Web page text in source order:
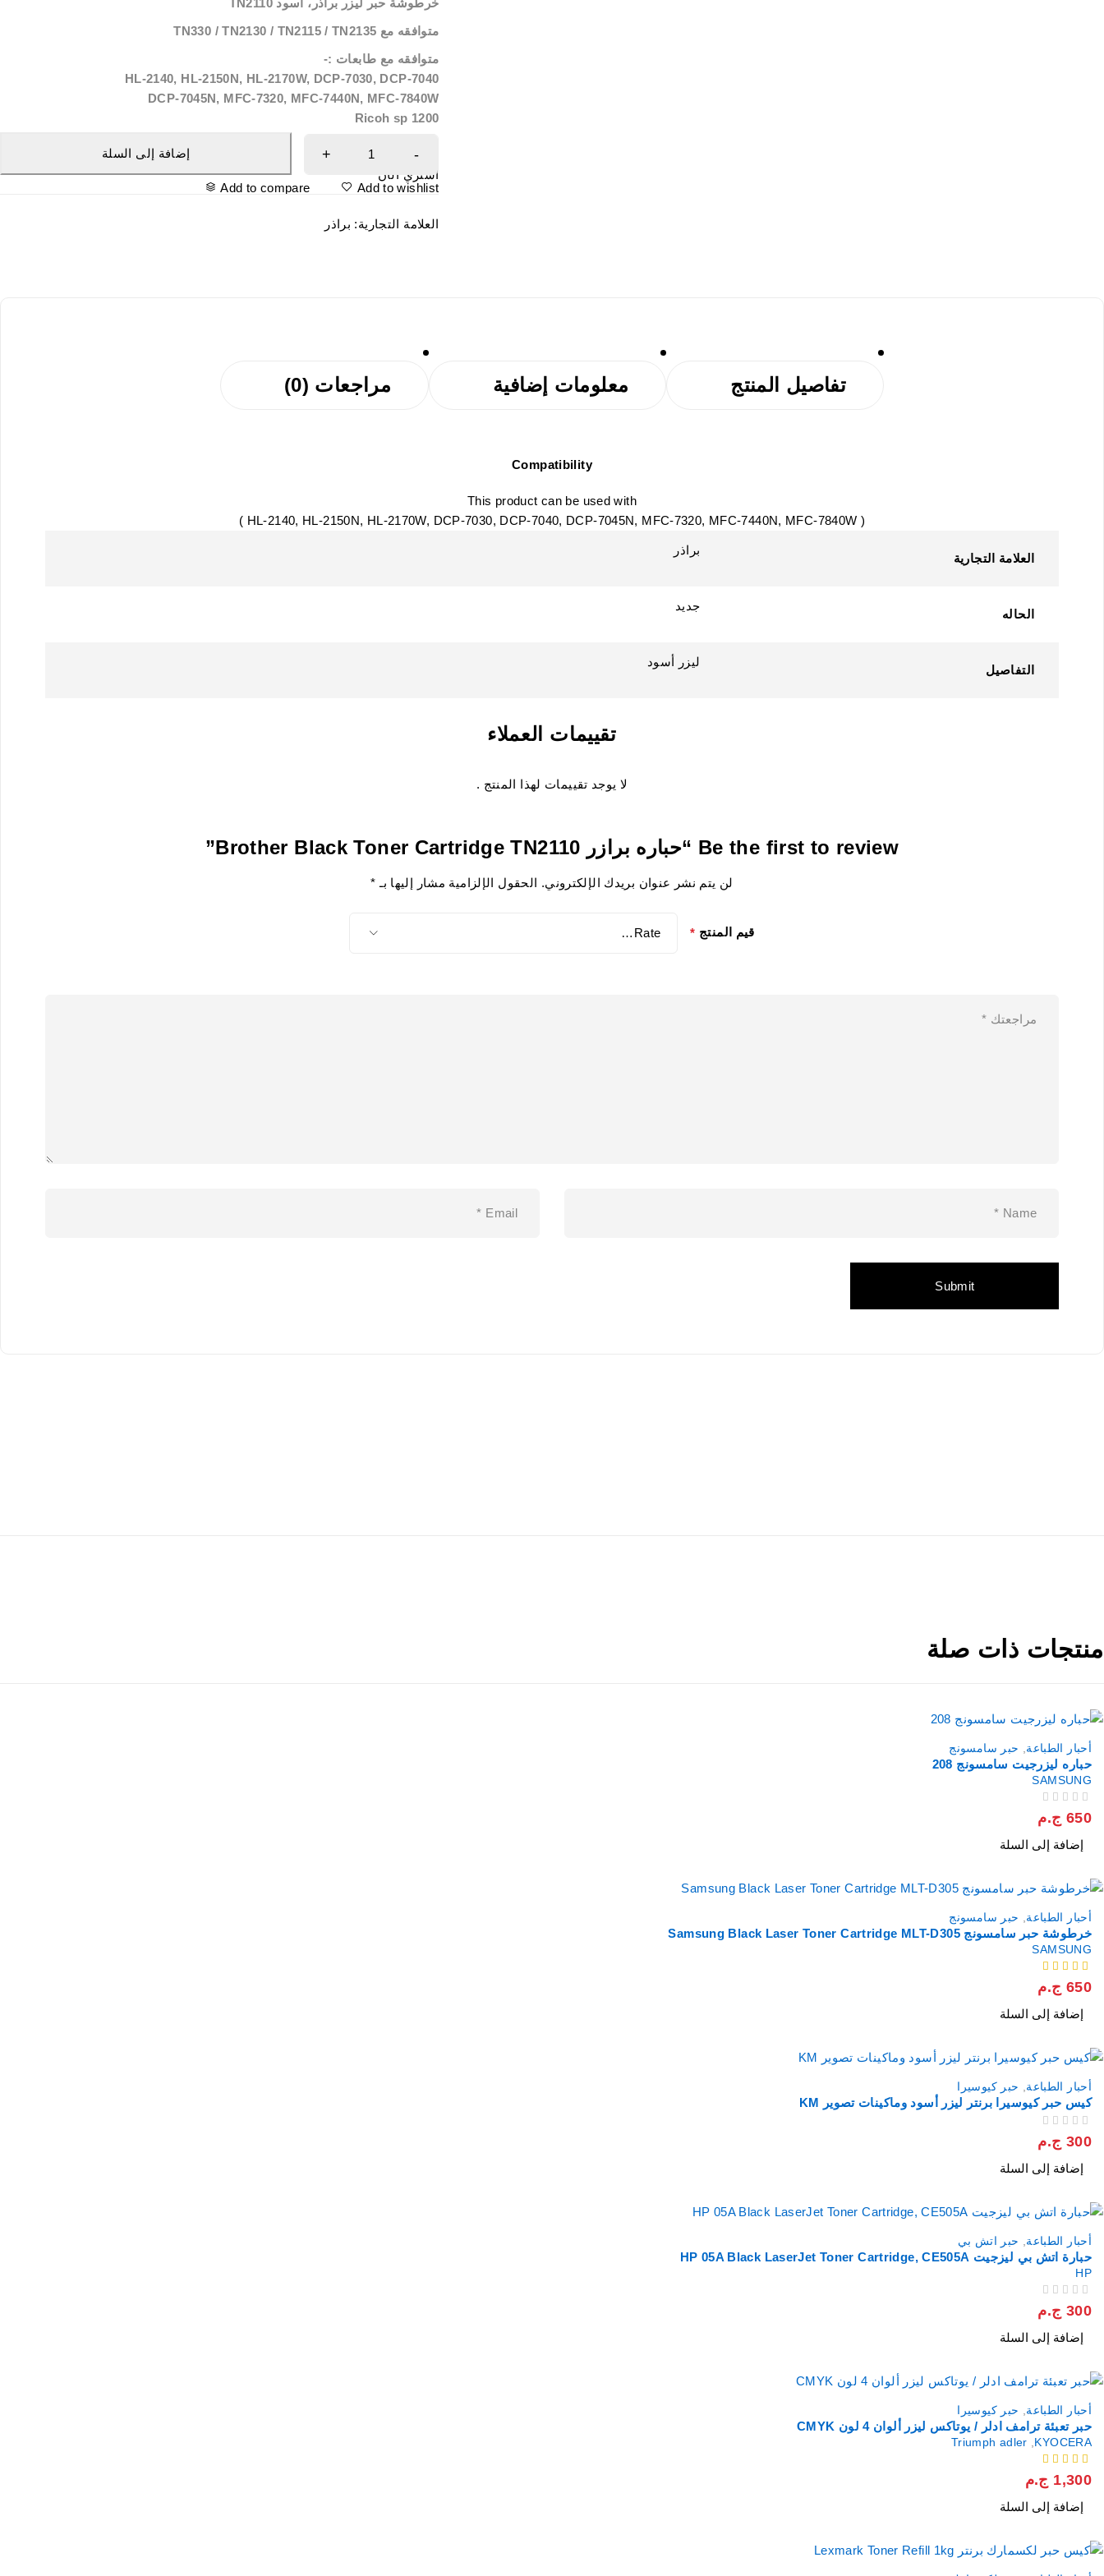
خرطوشة حبر ليزر براذر، اسود TN2110
متوافقه مع TN330 / TN2130 / TN2115 / TN2135
متوافقه مع طابعات :-
HL-2140, HL-2150N, HL-2170W, DCP-7030, DCP-7040
DCP-7045N, MFC-7320, MFC-7440N, MFC-7840W
Ricoh sp 1200
إضافة إلى السلة
اشتري الآن
Add to wishlist
Add to compare
العلامة التجارية: براذر
تفاصيل المنتج معلومات إضافية مراجعات (0)
Compatibility
This product can be used with
( HL-2140, HL-2150N, HL-2170W, DCP-7030, DCP-7040, DCP-7045N, MFC-7320, MFC-7440N, MFC-7840W )
العلامة التجارية
براذر
الحاله
جديد
التفاصيل
ليزر أسود
تقييمات العملاء
لا يوجد تقييمات لهذا المنتج .
Be the first to review “حباره برازر Brother Black Toner Cartridge TN2110”
لن يتم نشر عنوان بريدك الإلكتروني. الحقول الإلزامية مشار إليها بـ *
قيم المنتج *
منتجات ذات صلة
أحبار الطباعة حبر سامسونج
حباره ليزرجيت سامسونج 208
SAMSUNG
650 ج.م
إضافة إلى السلة
أحبار الطباعة حبر سامسونج
خرطوشة حبر سامسونج Samsung Black Laser Toner Cartridge MLT-D305
SAMSUNG
650 ج.م
إضافة إلى السلة
أحبار الطباعة حبر كيوسيرا
كيس حبر كيوسيرا برنتر ليزر أسود وماكينات تصوير KM
300 ج.م
إضافة إلى السلة
أحبار الطباعة حبر اتش بي
حبارة اتش بي ليزجيت HP 05A Black LaserJet Toner Cartridge, CE505A
HP
300 ج.م
إضافة إلى السلة
أحبار الطباعة حبر كيوسيرا
حبر تعبئة ترامف ادلر / يوتاكس ليزر ألوان 4 لون CMYK
KYOCERA
Triumph adler
1,300 ج.م
إضافة إلى السلة